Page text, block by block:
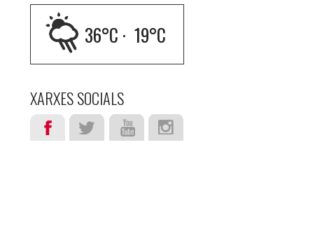
36°C · 19°C
XARXES SOCIALS